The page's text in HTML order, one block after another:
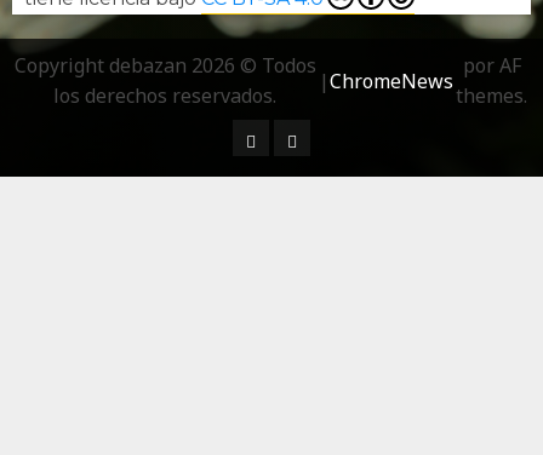
Copyright debazan 2026 © Todos
los derechos reservados.
|ChromeNews
por AF
themes.
¿ Quién soy…?
Más información sobre las